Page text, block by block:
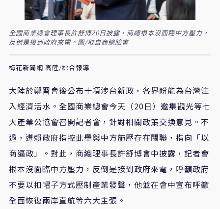
全國商業總會理事長許舒博20日披露，商總根本沒面臨中方壓力，
反倒是接到政府來電。圖/取自商總臉書
梅花新聞網 高陸/綜合報導
大陸於鄭習會後公布十項涉台新政，各界盼能為台灣注
入經濟活水。全國商業總會今天（20日）邀集觀光等七
大產業公協會召開記者會，針對相關政策交換意見。不
過，遭賴政府指控此舉與中方施壓存在關聯，指向「以
商逼政」。對此，商總理事長許舒博會中披露，記者會
根本沒面臨中方壓力，反倒是接到政府來電，呼籲政府
不要以扣帽子方式壓制產業發聲，他並在會中宣布呼籲
全面恢復兩岸直航等六大主張。